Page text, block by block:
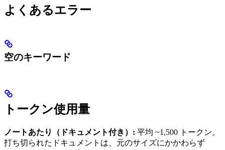
よくあるエラー
空のキーワード
トークン使用量
ノートあたり（ドキュメント付き）: 平均 ~1,500 トークン。
打ち切られたドキュメントは、元のサイズにかかわらず